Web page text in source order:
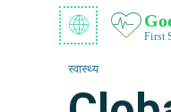
First
स्वास्थ्य